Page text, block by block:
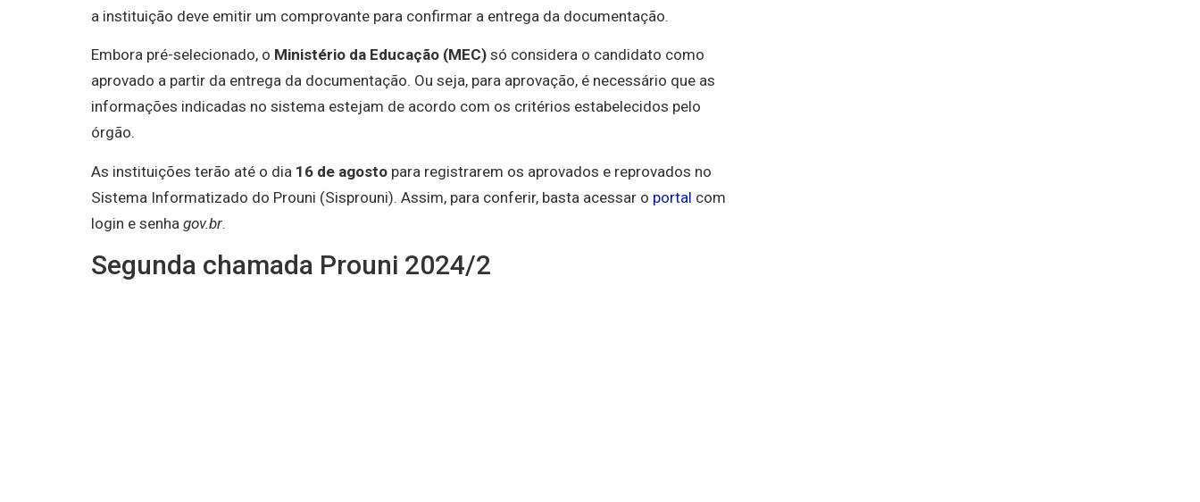
a instituição deve emitir um comprovante para confirmar a entrega da documentação.
Embora pré-selecionado, o Ministério da Educação (MEC) só considera o candidato como
aprovado a partir da entrega da documentação. Ou seja, para aprovação, é necessário que as
informações indicadas no sistema estejam de acordo com os critérios estabelecidos pelo
órgão.
As instituições terão até o dia 16 de agosto para registrarem os aprovados e reprovados no
Sistema Informatizado do Prouni (Sisprouni). Assim, para conferir, basta acessar o portal com
login e senha gov.br.
Segunda chamada Prouni 2024/2